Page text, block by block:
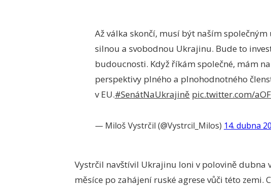
Až válka skončí, musí být naším
silnou a svobodnou Ukrajinu. Bude to
budoucnosti. Když říkám společné, mám
perspektivy plného a plnohodnotného
v EU.#SenátNaUkrajině pic.twitter.com/
— Miloš Vystrčil (@Vystrcil_Milos) 14. dubna
Vystrčil navštívil Ukrajinu loni v polovině dubna
měsíce po zahájení ruské agrese vůči této